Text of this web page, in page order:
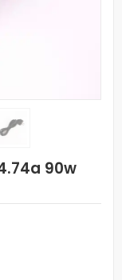
90w